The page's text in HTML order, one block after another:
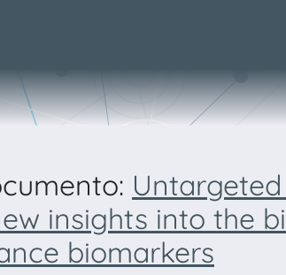
insights into the
biomarkers